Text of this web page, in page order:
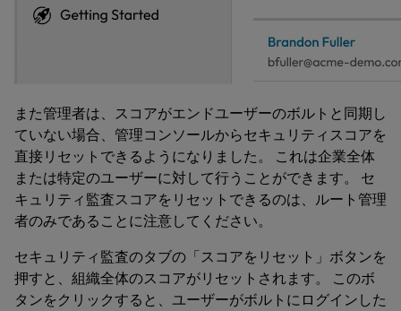
また管理者は、スコアがエンドユーザーのボルトと同期し
ていない場合、管理コンソールからセキュリティスコアを
直接リセットできるようになりました。 これは企業全体
または特定のユーザーに対して行うことができます。 セ
キュリティ監査スコアをリセットできるのは、 ルート管理
者のみであることに注意してください。
セキュリティ監査のタブの「スコアをリセット」ボタンを
押すと、組織全体のスコアがリセットされます。 このボ
タンをクリックすると、ユーザーがボルトにログインした